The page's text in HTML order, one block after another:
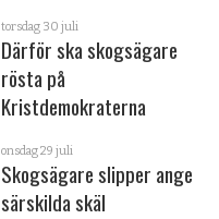
torsdag 30 juli
Därför ska skogsägare
rösta på
Kristdemokraterna
onsdag 29 juli
Skogsägare slipper ange
särskilda skäl